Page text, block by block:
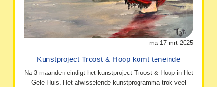
ma 17 mrt 2025
Kunstproject Troost & Hoop komt teneinde
Na 3 maanden eindigt het kunstproject Troost & Hoop in Het
Gele Huis. Het afwisselende kunstprogramma trok veel